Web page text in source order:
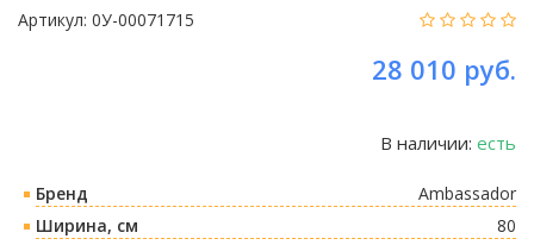
Артикул: 0У-00071715
28 010 руб.
В наличии: есть
Бренд
Ambassador
Ширина, см
80